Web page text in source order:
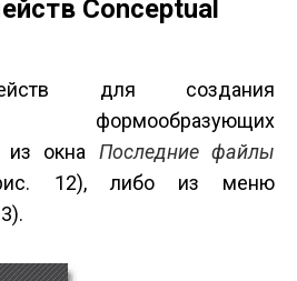
Conceptual
для создания
формообразующих
из окна Последние файлы
12), либо из меню